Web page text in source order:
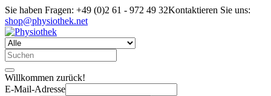
Sie haben Fragen: +49 (0)2 61 - 972 49 32Kontaktieren Sie uns:
shop@physiothek.net
Willkommen zurück!
E-Mail-Adresse